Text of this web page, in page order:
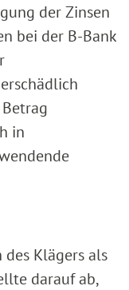
der Zinsen
bei der B-Bank
in
des Klägers als
darauf ab,